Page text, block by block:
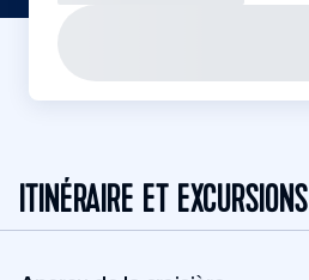
ITINÉRAIRE ET EXCURSIONS